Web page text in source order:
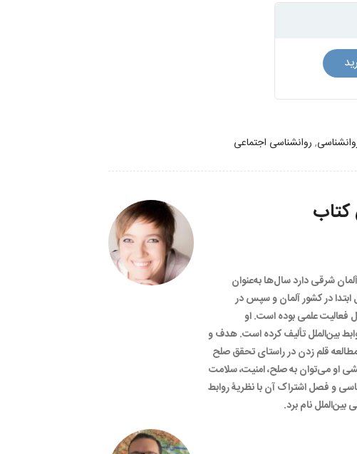
, روانشناسی اجتماعی
کتاب
آلمان شرقی دارد سال‌ها به‌عنوان
ابتدا در کشور آلمان و سپس در
فعالیت علمی بوده است. او
بین‌الملل تألیف کرده است. هدف و
قلم زدن در راستای تحقق صلح
او می‌توان به صلح، امنیت، سلامت
و فصل اشتراک آن با نظریۀ روابط
نام برد.